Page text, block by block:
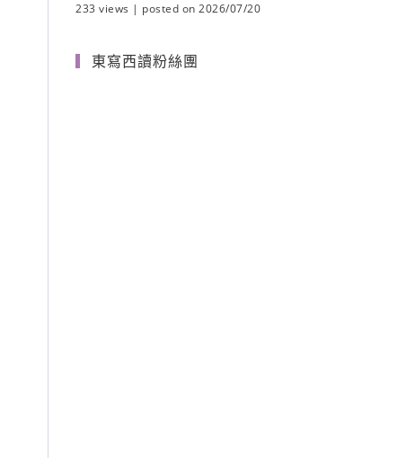
233 views | posted on 2026/07/20
東寫西讀粉絲團